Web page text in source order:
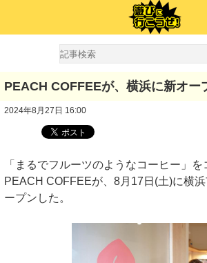
PEACH COFFEEが、横浜に新オー
2024年8月27日 16:00
「まるでフルーツのようなコーヒー」
PEACH COFFEEが、8月17日(土)に横
ープンした。